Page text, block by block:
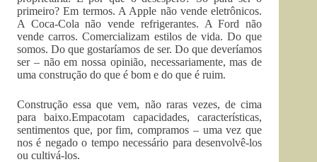
primeiro? Em termos. A Apple não vende eletrônicos.
A Coca-Cola não vende refrigerantes. A Ford não
vende carros. Comercializam estilos de vida. Do que
somos. Do que gostaríamos de ser. Do que deveríamos
ser – não em nossa opinião, necessariamente, mas de
uma construção do que é bom e do que é ruim.
Construção essa que vem, não raras vezes, de cima
para baixo.Empacotam capacidades, características,
sentimentos que, por fim, compramos – uma vez que
nos é negado o tempo necessário para desenvolvê-los
ou cultivá-los.